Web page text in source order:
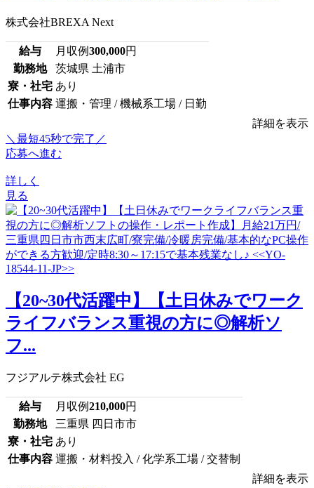
株式会社BREXA Next
給与 月収例300,000円
勤務地
茨城県 土浦市
寮・社宅 あり
仕事内容 運搬・管理 / 機械系工場 / 日勤
詳細を表示
＼最短45秒で完了／
応募へ進む
詳しく
見る
【20~30代活躍中】【土日休みでワーク
ライフバランス重視の方に◎解析ソ
フ...
フジアルテ株式会社 EG
給与 月収例210,000円
勤務地
三重県 四日市市
寮・社宅 あり
仕事内容 運搬・材料投入 / 化学系工場 / 交替制
詳細を表示